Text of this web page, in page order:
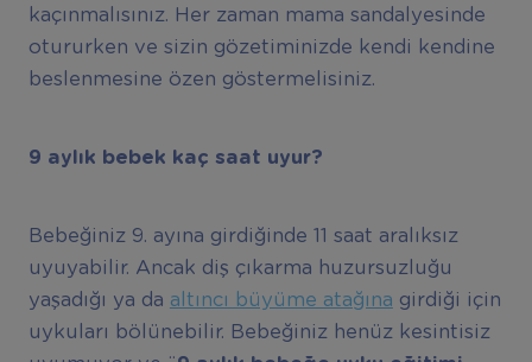
kaçınmalısınız. Her zaman mama sandalyesinde
otururken ve sizin gözetiminizde kendi kendine
beslenmesine özen göstermelisiniz.
9 ayl ı k bebek kaç saat uyur?
Bebeğiniz 9. ayına girdiğinde 11 saat aralıksız
uyuyabilir. Ancak diş çıkarma huzursuzluğu
yaşadığı ya da altıncı büyüme atağına girdiği için
uykuları bölünebilir. Bebeğiniz henüz kesintisiz